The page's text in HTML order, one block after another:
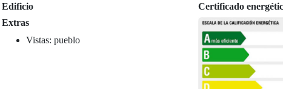
Edificio
Extras
Vistas: pueblo
Certificado